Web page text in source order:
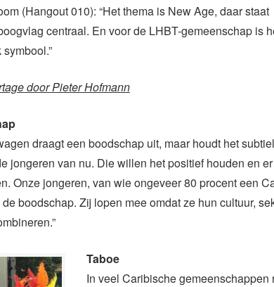
(Hangout 010): “Het thema is New Age, daar staat
centraal. En voor de LHBT-gemeenschap is
door Pieter Hofmann
draagt een boodschap uit, maar houdt het
jongeren van nu. Die willen het positief houden en
Onze jongeren, van wie ongeveer 80 procent een
de boodschap. Zij lopen mee omdat ze hun cultuur,
Taboe
In veel Caribische gemeenschappen